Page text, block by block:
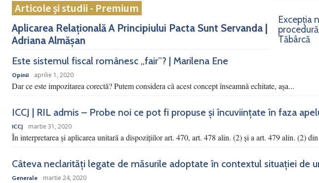
Articole și studii - Premium
Aplicarea Relațională A Principiului Pacta Sunt Servanda |
Adriana Almășan
Excepția
Tăbârcă
Este sistemul fiscal românesc „fair”? | Marilena Ene
Opinii aprilie 1, 2020
Dar ce este impozitarea corectă? Putem considera că acest concept înseamnă echitate, așa...
ICCJ | RIL admis – Probe noi ce pot fi propuse și încuviințate în faza
ICCJ martie 31, 2020
În interpretarea şi aplicarea unitară a dispoziţiilor art. 470, art. 478 alin. (2) şi a art. 479 alin. (2)
Câteva neclarități legate de măsurile adoptate în contextul situației de
Generale martie 24, 2020